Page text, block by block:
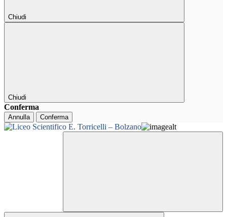
Chiudi
Chiudi
Conferma
Annulla Conferma